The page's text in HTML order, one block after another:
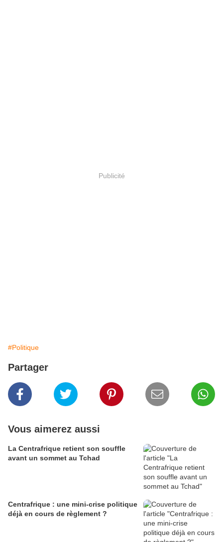
Publicité
#Politique
Partager
Vous aimerez aussi
La Centrafrique retient son souffle
avant un sommet au Tchad
Centrafrique : une mini-crise politique
déjà en cours de règlement ?